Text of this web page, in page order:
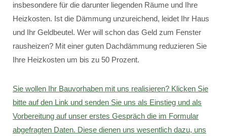
insbesondere für die darunter liegenden Räume und Ihre
Heizkosten. Ist die Dämmung unzureichend, leidet Ihr Haus
und Ihr Geldbeutel. Wer will schon das Geld zum Fenster
rausheizen? Mit einer guten Dachdämmung reduzieren Sie
Ihre Heizkosten um bis zu 50 Prozent.
Sie wollen Ihr Bauvorhaben mit uns realisieren? Klicken Sie
bitte auf den Link und senden Sie uns als Einstieg und als
Vorbereitung auf unser erstes Gespräch die im Formular
abgefragten Daten. Diese dienen uns wesentlich dazu, uns